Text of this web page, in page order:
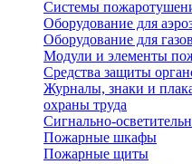
Системы
Оборудование для
Оборудование для
Модули и элементы
Средства защиты
Журналы, знаки и
охраны труда
Сигнально-
Пожарные шкафы
Пожарные щиты